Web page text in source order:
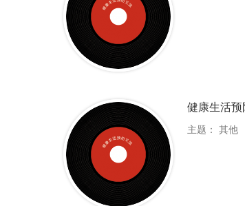
健康生活预
主题： 其他